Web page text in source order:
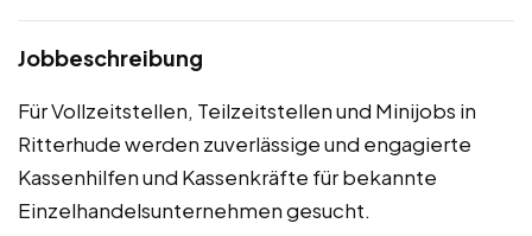
Jobbeschreibung
Für Vollzeitstellen, Teilzeitstellen und Minijobs in
Ritterhude werden zuverlässige und engagierte
Kassenhilfen und Kassenkräfte für bekannte
Einzelhandelsunternehmen gesucht.